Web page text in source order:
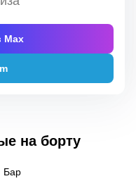
Max
на борту
Бар